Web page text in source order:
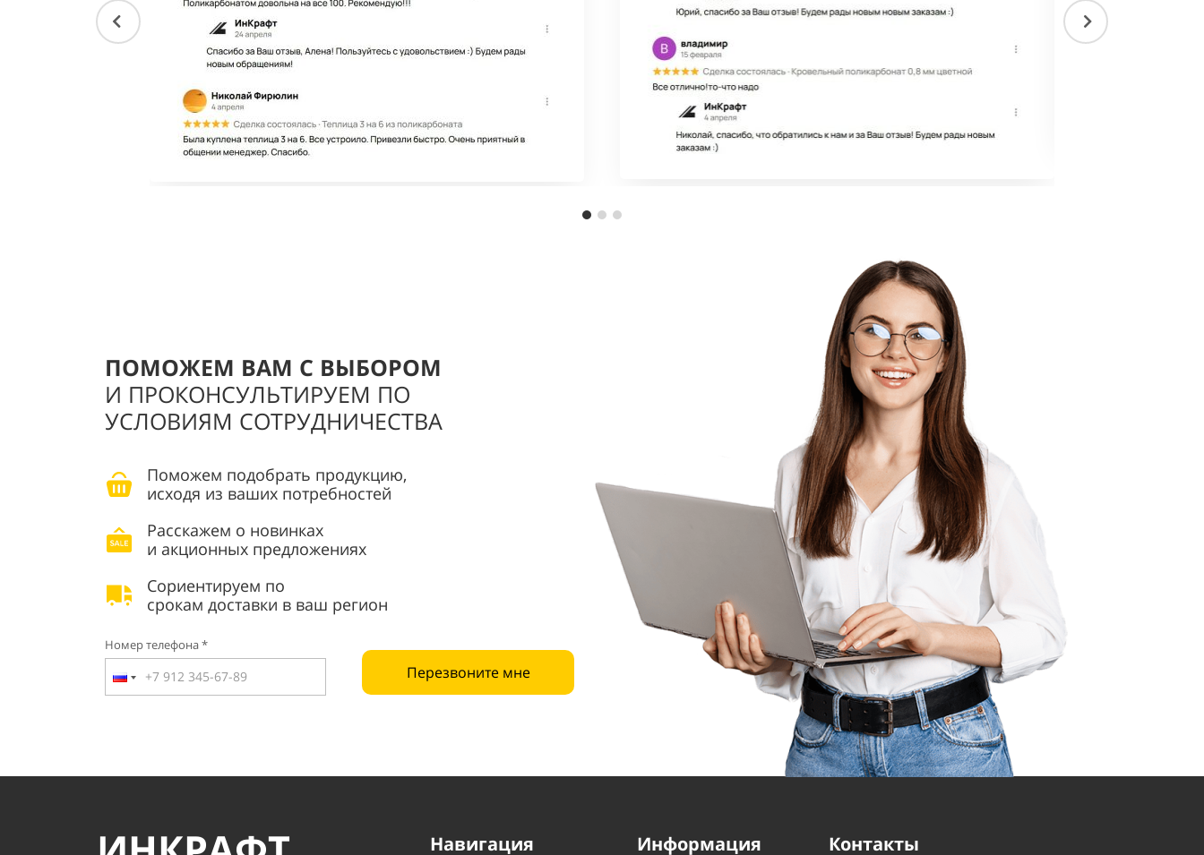
ПОМОЖЕМ ВАМ С ВЫБОРОМ
И ПРОКОНСУЛЬТИРУЕМ ПО
УСЛОВИЯМ СОТРУДНИЧЕСТВА
Поможем подобрать продукцию,
исходя из ваших потребностей
Расскажем о новинках
и акционных предложениях
Сориентируем по
срокам доставки в ваш регион
Номер телефона *
Перезвоните мне
Навигация Информация Контакты